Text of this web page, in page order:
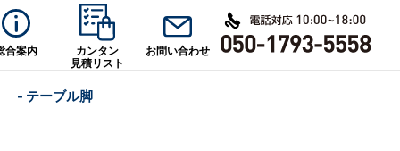
合案内
カンタン
見積リスト
お問い合わせ
- テーブル脚